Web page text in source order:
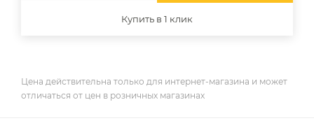
Купить в 1 клик
Цена действительна только для интернет-магазина и может
отличаться от цен в розничных магазинах